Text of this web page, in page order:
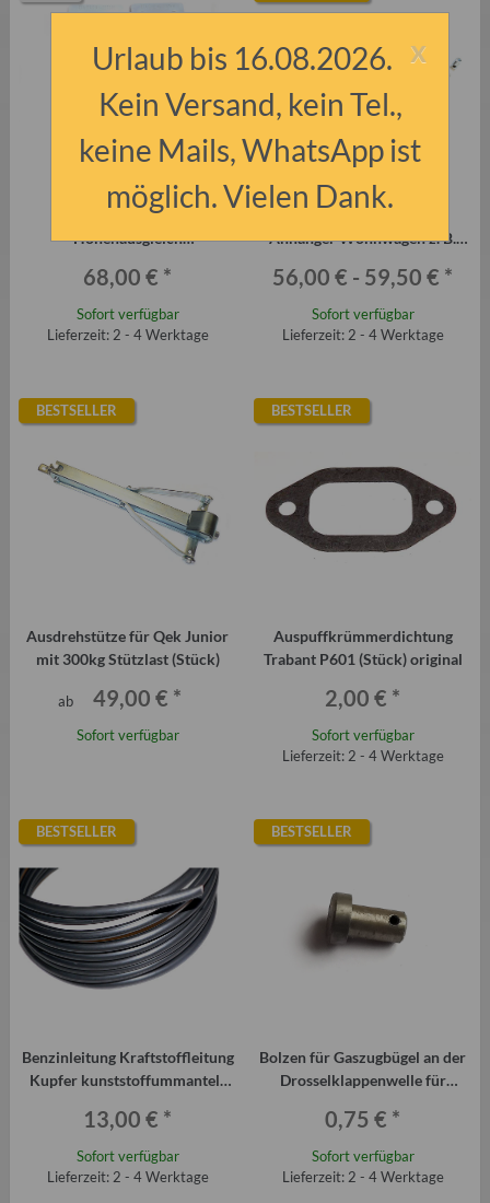
Adapter für 90mm
Höhenausgleich
Serie etc. bis 750 kg
68,00 € *
Sofort verfügbar
Lieferzeit: 2 - 4 Werktage
Anhänger Wohnwagen z. B.
56,00 € - 59,50 € *
Sofort verfügbar
Lieferzeit: 2 - 4 Werktage
BESTSELLER
Ausdrehstütze für Qek Junior
mit 300kg Stützlast (Stück)
ab 49,00 € *
Sofort verfügbar
BESTSELLER
Auspuffkrümmerdichtung
Trabant P601 (Stück) original
2,00 € *
Sofort verfügbar
Lieferzeit: 2 - 4 Werktage
BESTSELLER
Benzinleitung Kraftstoffleitung
Kupfer kunststoffummantelt
13,00 € *
Sofort verfügbar
Lieferzeit: 2 - 4 Werktage
BESTSELLER
Bolzen für Gaszugbügel an der
Drosselklappenwelle für
0,75 € *
Sofort verfügbar
Lieferzeit: 2 - 4 Werktage
x
Urlaub bis 16.08.2026.
Kein Versand, kein Tel.,
keine Mails, WhatsApp ist
möglich. Vielen Dank.